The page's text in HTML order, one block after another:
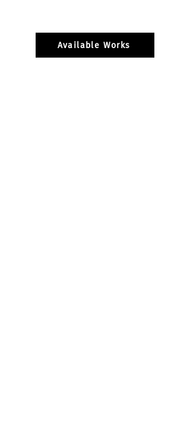
Available Works